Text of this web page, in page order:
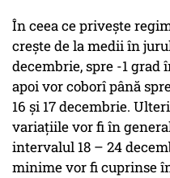
În ceea ce privește
crește de la medii în
decembrie, spre -1 grad
apoi vor coborî până
16 și 17 decembrie.
variațiile vor fi în
intervalul 18 – 24
minime vor fi cuprinse